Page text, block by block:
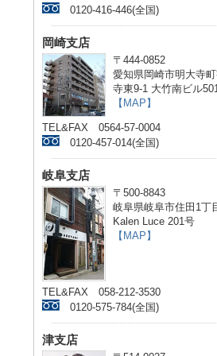
0120-416-446(全国)
岡崎支店
〒444-0852
愛知県岡崎市明大寺
寺東9-1 大竹南ビル
【MAP】
TEL&FAX 0564-57-0004
0120-457-014(全国)
岐阜支店
〒500-8843
岐阜県岐阜市住田1丁
Kalen Luce 201号
【MAP】
TEL&FAX 058-212-3530
0120-575-784(全国)
津支店